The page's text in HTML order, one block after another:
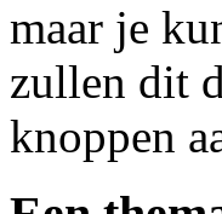
maar je
zullen dit
knoppen